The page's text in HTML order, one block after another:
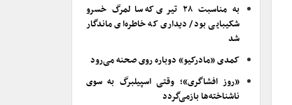
به مناسبت ۲۸ تیری که سالمرگ خسرو
شکیبایی بود/ دیداری که خاطره‌ای ماندگار
شد
کمدی «مادرکیو» دوباره روی صحنه می‌رود
«روز افشاگری»؛ وقتی اسپیلبرگ به سوی
ناشناخته‌ها بازمی‌گردد